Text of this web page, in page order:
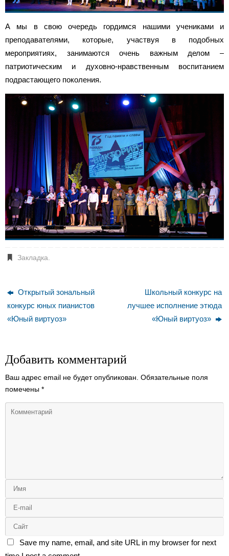
А мы в свою очередь гордимся нашими учениками и
преподавателями, которые, участвуя в подобных
мероприятиях, занимаются очень важным делом –
патриотическим и духовно-нравственным воспитанием
подрастающего поколения.
Закладка
Открытый зональный
конкурс юных пианистов
«Юный виртуоз»
Школьный конкурс на
лучшее исполнение этюда
«Юный виртуоз»
Добавить комментарий
Ваш адрес email не будет опубликован. Обязательные поля
помечены *
Save my name, email, and site URL in my browser for next